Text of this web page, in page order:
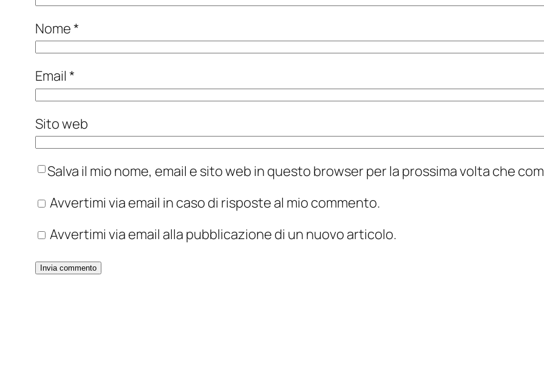
Nome*
Email *
Sito web
Salva il mio nome, email e sito web in questo browser per la prossima volta che
Avvertimi via email in caso di risposte al mio commento.
Avvertimi via email alla pubblicazione di un nuovo articolo.